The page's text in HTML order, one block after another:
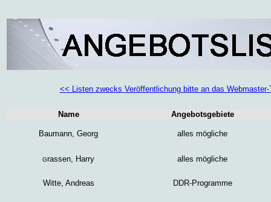
<< Listen zwecks Veröffentlichung bitte an das
Name Angebotsgebiete
Baumann, Georg alles mögliche
Grassen, Harry alles mögliche
Witte, Andreas DDR-Programme